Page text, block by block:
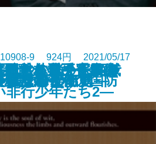
向き合う仏教の
」
る―林業の瓦解を
薬で治せます
になる
ら読む美術史
沙に消えた西域
らすごかった
球名選手「最後
9 924円 2021/05/17
語る令和の国防
文から平安まで
れない人たち―ケ
非行少年たち2―
ル
配する日―宇宙安
億を稼ごう
たGHQ名簿―
常識
信じるな